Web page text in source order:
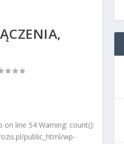
line 54 Warning: count():
public_html/wp-